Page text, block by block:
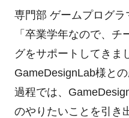
専門部 ゲームプログ
「卒業学年なので、
グをサポートしてきま
GameDesignLab様と
過程では、
のやりたいことを引き